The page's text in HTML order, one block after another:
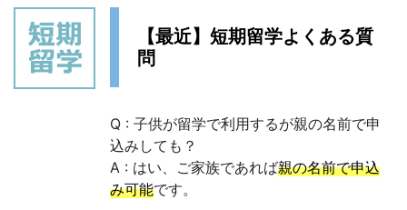
【最近】短期留学よくある質
問
Q : 子供が留学で利用するが親の名前で申
込みしても？
A : はい、ご家族であれば親の名前で申込
み可能です。